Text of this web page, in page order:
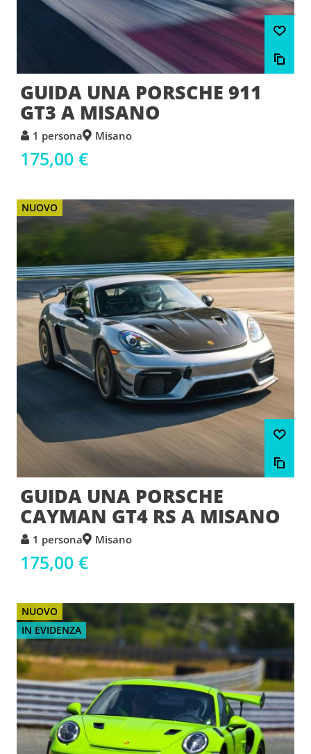
GUIDA UNA PORSCHE 911
GT3 A MISANO
1 persona Misano
175,00 €
NUOVO
GUIDA UNA PORSCHE
CAYMAN GT4 RS A MISANO
1 persona Misano
175,00 €
NUOVO
IN EVIDENZA